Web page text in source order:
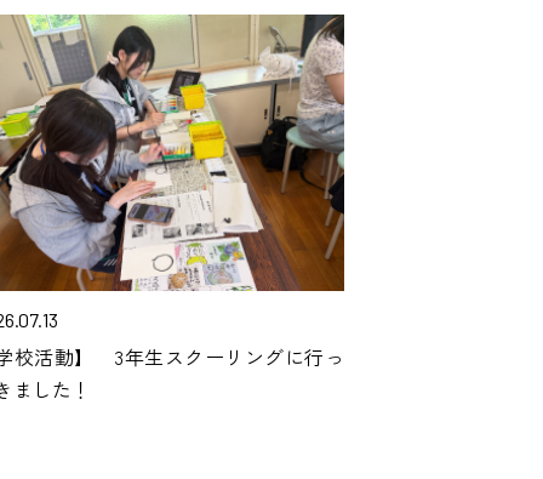
校活動】 3年生スクーリングに行っ
ました！